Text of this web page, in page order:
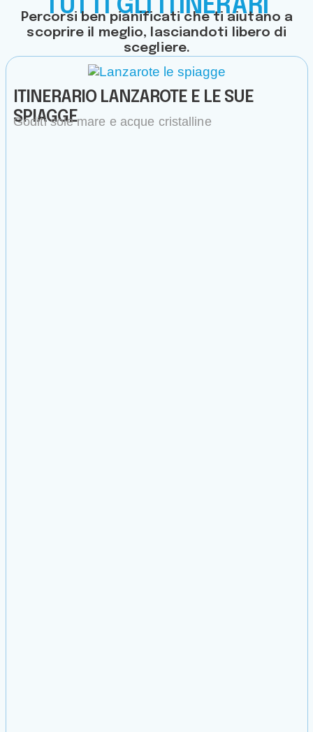
TUTTI GLI ITINERARI
Percorsi ben pianificati che ti aiutano a
scoprire il meglio, lasciandoti libero di
scegliere.
ITINERARIO LANZAROTE E LE SUE
SPIAGGE
Goditi sole mare e acque cristalline